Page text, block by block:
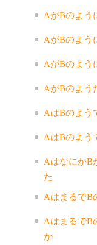
AがBのよう
AがBのよう
AがBのよう
AがBのよう
AはBのよう
AはBのよう
AはなにかB
た
AはまるでB
AはまるでB
か